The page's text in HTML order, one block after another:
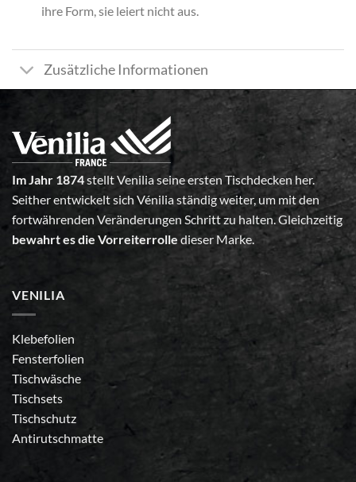
ihre Form, sie leiert nicht aus.
Zusätzliche Informationen
Im Jahr 1874stellt Venilia seine ersten Tischdecken her.
Seither entwickelt sich Vénilia ständig weiter, um mit den
fortwährenden Veränderungen Schritt zu halten. Gleichzeitig
bewahrt es die Vorreiterrolle dieser Marke.
VENILIA
Klebefolien
Fensterfolien
Tischwäsche
Tischsets
Tischschutz
Antirutschmatte